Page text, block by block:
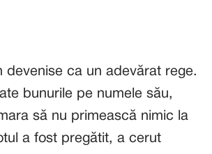
devenise ca un adevărat rege.
bunurile pe numele său,
să nu primească nimic la
a fost pregătit, a cerut